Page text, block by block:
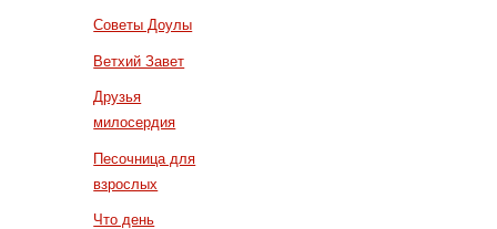
Советы Доулы
Ветхий Завет
Друзья
милосердия
Песочница для
взрослых
Что день